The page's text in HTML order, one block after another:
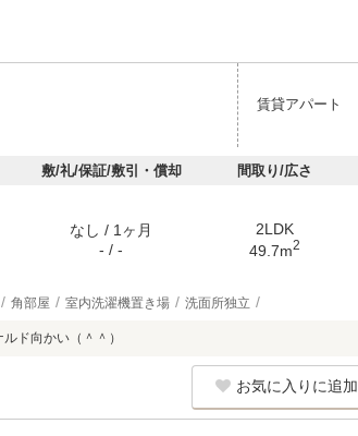
賃貸アパート
敷/礼/保証/敷引・償却 間取り/広さ
なし / 1ヶ月
- / -
2LDK
49.7m2
角部屋 室内洗濯機置き場 洗面所独立
ド向かい（＾＾）
お気に入りに追加